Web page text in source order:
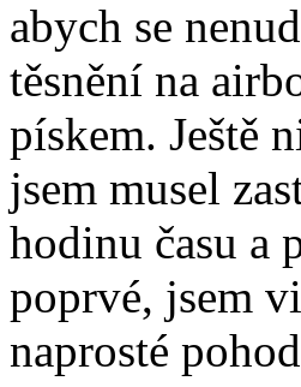
abych se
těsnění na
pískem. Ještě
jsem musel
hodinu času a
poprvé, jsem
naprosté